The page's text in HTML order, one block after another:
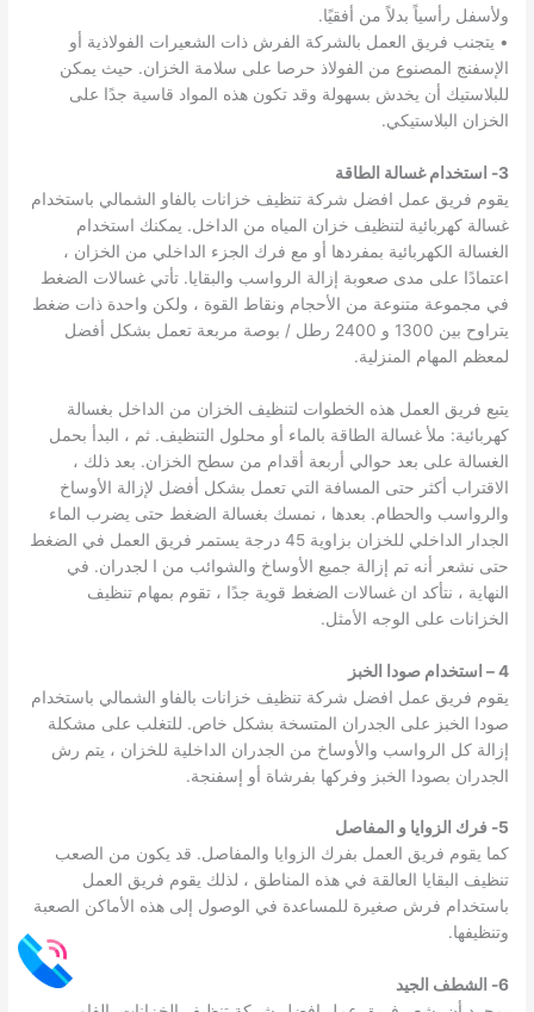
ولأسفل رأسياً بدلاً من أفقيًا.
• يتجنب فريق العمل بالشركة الفرش ذات الشعيرات الفولاذية أو
الإسفنج المصنوع من الفولاذ حرصا على سلامة الخزان. حيث يمكن
للبلاستيك أن يخدش بسهولة وقد تكون هذه المواد قاسية جدًا على
الخزان البلاستيكي.
3- استخدام غسالة الطاقة
يقوم فريق عمل افضل شركة تنظيف خزانات بالفاو الشمالي باستخدام
غسالة كهربائية لتنظيف خزان المياه من الداخل. يمكنك استخدام
الغسالة الكهربائية بمفردها أو مع فرك الجزء الداخلي من الخزان ،
اعتمادًا على مدى صعوبة إزالة الرواسب والبقايا. تأتي غسالات الضغط
في مجموعة متنوعة من الأحجام ونقاط القوة ، ولكن واحدة ذات ضغط
يتراوح بين 1300 و 2400 رطل / بوصة مربعة تعمل بشكل أفضل
لمعظم المهام المنزلية.
يتبع فريق العمل هذه الخطوات لتنظيف الخزان من الداخل بغسالة
كهربائية: ملأ غسالة الطاقة بالماء أو محلول التنظيف. ثم ، البدأ بحمل
الغسالة على بعد حوالي أربعة أقدام من سطح الخزان. بعد ذلك ،
الاقتراب أكثر حتى المسافة التي تعمل بشكل أفضل لإزالة الأوساخ
والرواسب والحطام. بعدها ، نمسك بغسالة الضغط حتى يضرب الماء
الجدار الداخلي للخزان بزاوية 45 درجة يستمر فريق العمل في الضغط
حتى نشعر أنه تم إزالة جميع الأوساخ والشوائب من ا لجدران. في
النهاية ، نتأكد ان غسالات الضغط قوية جدًا ، تقوم بمهام تنظيف
الخزانات على الوجه الأمثل.
4 – استخدام صودا الخبز
يقوم فريق عمل افضل شركة تنظيف خزانات بالفاو الشمالي باستخدام
صودا الخبز على الجدران المتسخة بشكل خاص. للتغلب على مشكلة
إزالة كل الرواسب والأوساخ من الجدران الداخلية للخزان ، يتم رش
الجدران بصودا الخبز وفركها بفرشاة أو إسفنجة.
5- فرك الزوايا و المفاصل
كما يقوم فريق العمل بفرك الزوايا والمفاصل. قد يكون من الصعب
تنظيف البقايا العالقة في هذه المناطق ، لذلك يقوم فريق العمل
باستخدام فرش صغيرة للمساعدة في الوصول إلى هذه الأماكن الصعبة
وتنظيفها.
6- الشطف الجيد